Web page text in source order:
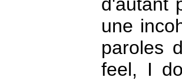
une
paroles
feel, I